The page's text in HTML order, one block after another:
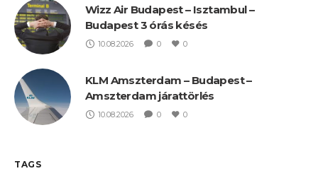
Wizz Air Budapest – Isztambul –
Budapest 3 órás késés
10.08.2026 0 0
KLM Amszterdam – Budapest –
Amszterdam járattörlés
10.08.2026 0 0
TAGS